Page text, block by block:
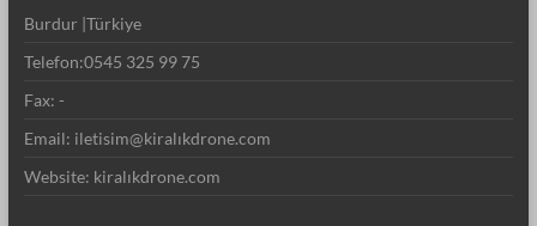
Burdur |Türkiye
Telefon:0545 325 99 75
Fax: -
Email: iletisim@kiralıkdrone.com
Website: kiralıkdrone.com